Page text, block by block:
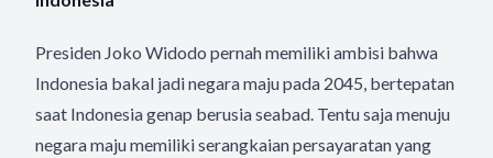
Presiden Joko Widodo pernah memiliki ambisi bahwa
Indonesia bakal jadi negara maju pada 2045, bertepatan
saat Indonesia genap berusia seabad. Tentu saja menuju
negara maju memiliki serangkaian persayaratan yang